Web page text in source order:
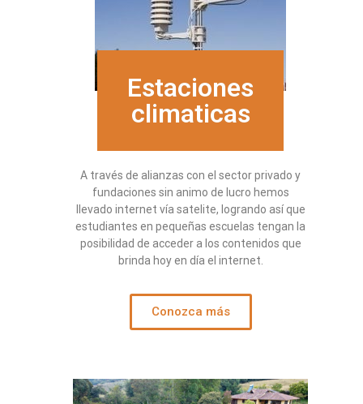
Estaciones
climaticas
A través de alianzas con el sector privado y
fundaciones sin animo de lucro hemos
llevado internet vía satelite, logrando así que
estudiantes en pequeñas escuelas tengan la
posibilidad de acceder a los contenidos que
brinda hoy en día el internet.
Conozca más